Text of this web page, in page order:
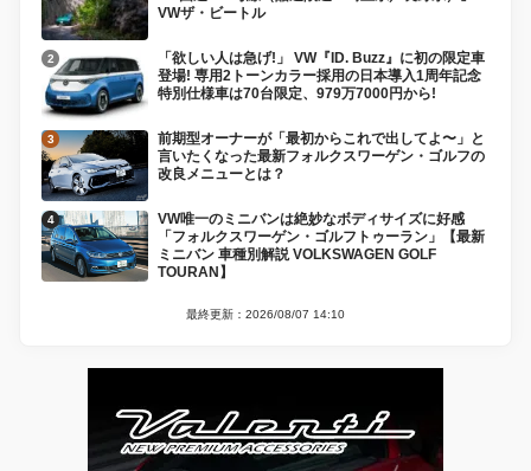
VWザ・ビートル
「欲しい人は急げ!」 VW『ID. Buzz』に初の限定車
登場! 専用2トーンカラー採用の日本導入1周年記念
特別仕様車は70台限定、979万7000円から!
前期型オーナーが「最初からこれで出してよ〜」と
言いたくなった最新フォルクスワーゲン・ゴルフの
改良メニューとは？
VW唯一のミニバンは絶妙なボディサイズに好感
「フォルクスワーゲン・ゴルフトゥーラン」【最新
ミニバン 車種別解説 VOLKSWAGEN GOLF
TOURAN】
最終更新：2026/08/07 14:10